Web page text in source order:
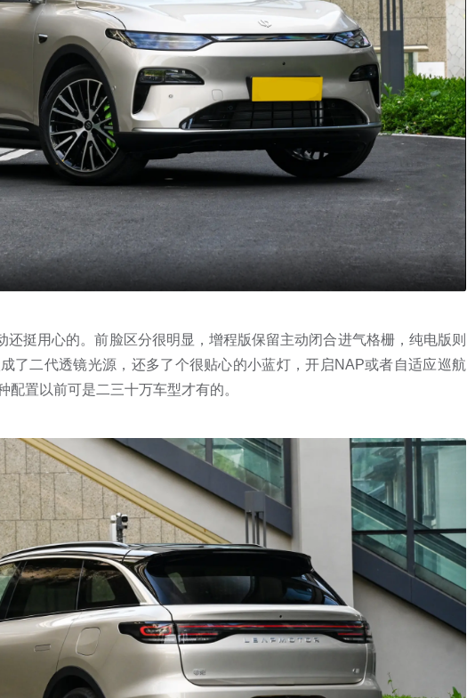
挺用心的。前脸区分很明显，增程版保留主动闭合进气格栅，纯电版则
了二代透镜光源，还多了个很贴心的小蓝灯，开启NAP或者自适应巡航
置以前可是二三十万车型才有的。